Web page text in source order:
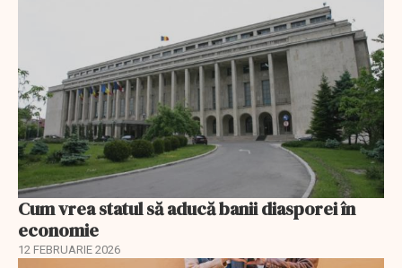
Cum vrea statul să aducă banii diasporei în
economie
12 FEBRUARIE 2026